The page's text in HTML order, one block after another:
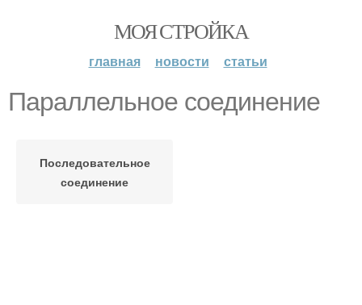
МОЯ СТРОЙКА
главная новости статьи
Параллельное соединение
Последовательное
соединение